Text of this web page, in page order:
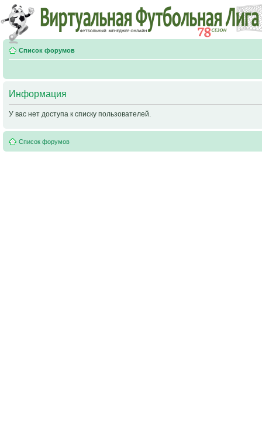
Список форумов
Информация
У вас нет доступа к списку пользователей.
Список форумов